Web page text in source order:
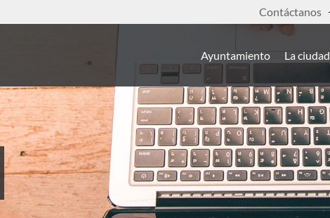
Contáctanos
Ayuntamiento La ciudad